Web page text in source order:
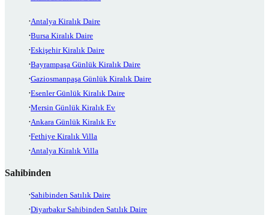
Antalya Kiralık Daire
Bursa Kiralık Daire
Eskişehir Kiralık Daire
Bayrampaşa Günlük Kiralık Daire
Gaziosmanpaşa Günlük Kiralık Daire
Esenler Günlük Kiralık Daire
Mersin Günlük Kiralık Ev
Ankara Günlük Kiralık Ev
Fethiye Kiralık Villa
Antalya Kiralık Villa
Sahibinden
Sahibinden Satılık Daire
Diyarbakır Sahibinden Satılık Daire